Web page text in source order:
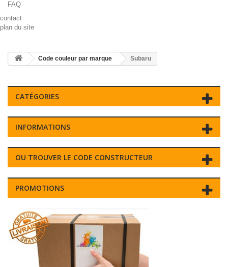
FAQ
contact
plan du site
Code couleur par marque Subaru
CATÉGORIES
INFORMATIONS
OU TROUVER LE CODE CONSTRUCTEUR
PROMOTIONS